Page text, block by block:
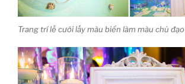
Trang trí lễ cưới lấy màu biển làm màu chủ đạo